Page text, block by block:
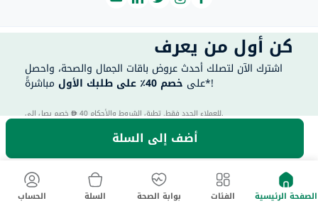
أضف إلى السلة
كن أول من يعرف
اشترك الآن لتصلك أحدث عروض باقات الجمال والصحة، واحصل
على خصم 40٪ على طلبك الأول مباشرةً*!
خصم يصل إلى 40 للعملاء الجدد فقط. تطبق الشروط والأحكام.
اشترك هنا الصفحة الرئيسية الفئات بوابة الصحة السلة الحساب